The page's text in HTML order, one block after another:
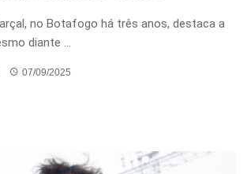
no Botafogo há três anos, destaca a
diante ...
07/09/2025